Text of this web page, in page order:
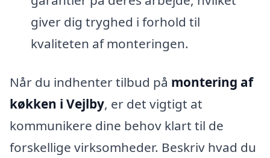
giver dig tryghed i forhold til
kvaliteten af monteringen.
Når du indhenter tilbud på montering af
køkken i Vejlby, er det vigtigt at
kommunikere dine behov klart til de
forskellige virksomheder. Beskriv hvad du